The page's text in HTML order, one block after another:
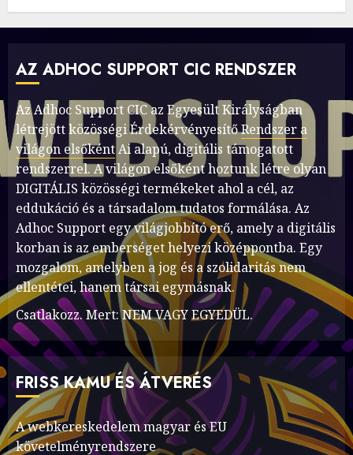
AZ ADHOC SUPPORT CIC RENDSZER
Az Adhoc Support CIC az Egyesült Királyságban
létrejött közösségi ÉrdekérvényesítőRendszer a
világon elsőkéntAi alapú, digitális támogatott
rendszerrel. A világon elsőként hoztunk létre olyan
DIGITÁLIS közösségi termékeket ahol a cél, az
eddukáció és a társadalom tudatos formálása. Az
Adhoc Support egy világjobbító erő, amely a digitális
korban is az emberséget helyezi középpontba. Egy
mozgalom, amelyben a jog és a szolidaritás nem
ellentétei, hanem társai egymásnak.
Csatlakozz. Mert: NEM VAGY EGYEDÜL.
FRISS KAMU ÉS ÁTVERÉS
A webkereskedelem magyar és EU
követelményrendszere